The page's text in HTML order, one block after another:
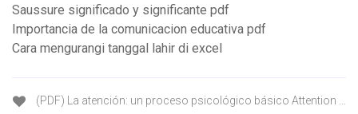
Saussure significado y significante pdf
Importancia de la comunicacion educativa pdf
Cara mengurangi tanggal lahir di excel
(PDF) La atención: un proceso psicológico básico Attention ...